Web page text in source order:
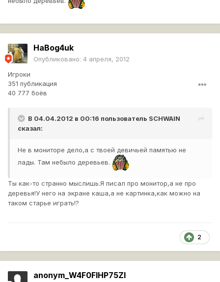
HaBog4uk
Опубликовано: 4 апреля, 2012
Игроки
351 публикация
40 777 боёв
В 04.04.2012 в 00:16 пользователь SCHWAIN
сказал:
Не в мониторе дело,а с твоей девичьей памятью не
лады. Там небыло деревьев.
Ты как-то странно мыслишь.Я писал про монитор,а не про
деревья!У него на экране каша,а не картинка,как можно на
таком старье играть!?
2
anonym_W4F0FIHP75ZI